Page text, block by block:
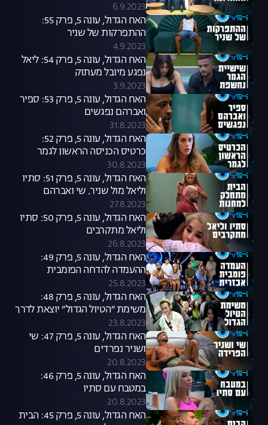
6.9.2023
האח הגדול, עונה 5, פרק 55:
ההתפרקות של שניר
4.9.2023
האח הגדול, עונה 5, פרק 54: ליאל
נפגע מיובל מעתוק
3.9.2023
האח הגדול, עונה 5, פרק 53: ספיר
ואברהם נפגשים
31.8.2023
האח הגדול, עונה 5, פרק 52:
כרטיס הכניסה הראשון לגמר
30.8.2023
האח הגדול, עונה 5, פרק 51: סתיו
וליאל מול שניר, שי ואברהם
27.8.2023
האח הגדול, עונה 5, פרק 50: סתיו
וליאל מתקרבים
26.8.2023
האח הגדול, עונה 5, פרק 49:
ההעמדה להדחה הפומבית
שפיצלה את הבית
25.8.2023
האח הגדול, עונה 5, פרק 48:
משימת ״הטיול הגדול״ יוצאת לדרך
23.8.2023
האח הגדול, עונה 5, פרק 47: שי
ושניר נפרדים
20.8.2023
האח הגדול, עונה 5, פרק 46:
במטבח עם סתיו
20.8.2023
האח הגדול, עונה 5, פרק 45: הבית